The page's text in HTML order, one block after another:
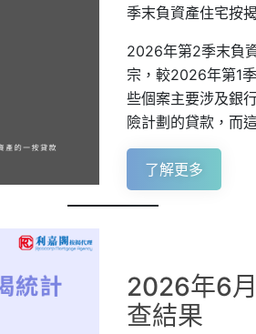
季末負資產住宅按
2026年第2季末負
宗，較2026年第1
些個案主要涉及銀
險計劃的貸款，而
了解更多
2026年6
查結果